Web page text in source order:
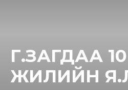
Г.ЗАГДАА 10
ЖИЛИЙН